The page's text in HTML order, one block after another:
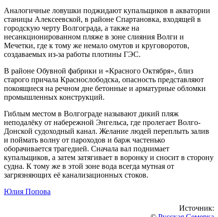
Аналогичные ловушки поджидают купальщиков в акватории
станицы Алексеевской, в районе Спартановка, входящей в
городскую черту Волгограда, а также на
несанкционированном пляже в зоне слияния Волги и
Мечетки, где к тому же немало омутов и круговоротов,
создаваемых из-за работы плотины ГЭС.
В районе Обувной фабрики и «Красного Октября», близ
старого причала Краснослободска, опасность представляют
покоящиеся на речном дне бетонные и арматурные обломки
промышленных конструкций.
Гиблым местом в Волгограде называют дикий пляж
неподалёку от набережной Энгельса, где пролегает Волго-
Донской судоходный канал. Желание людей переплыть залив
и поймать волну от пароходов и барж частенько
оборачивается трагедией. Сначала вал поднимает
купальщиков, а затем затягивает в воронку и сносит в сторону
судна. К тому же в этой зоне вода всегда мутная от
загрязняющих её канализационных стоков.
Юлия Попова
Источник: